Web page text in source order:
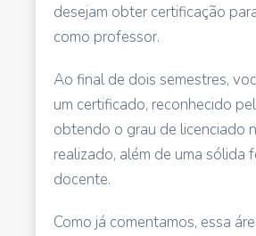
desejam obter certificação
como professor.
Ao final de dois semestres,
um certificado, reconhecido
obtendo o grau de licenciado
realizado, além de uma sólida
docente.
Como já comentamos, essa